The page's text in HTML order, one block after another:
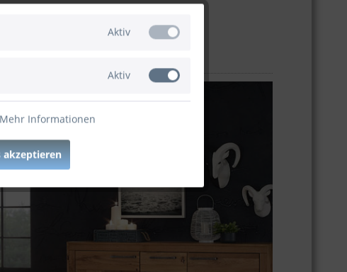
Aktiv
Aktiv
Mehr Informationen
akzeptieren